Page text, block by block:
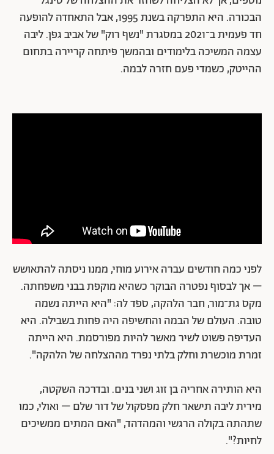
הבכורה. היא התפרקה בשנת 1995, אבל התאחדה להופעה
חד פעמית ב־2021 במסגרת "נשף רוק" של אביב גפן. ליבה
עצמה המשיכה בלימודים ובהמשך פיתחה קריירה בתחום
ההייטק, כשמדי פעם חזרה לבמה.
לפני כמה חודשים עברה אירוע מוחי, ממנו ניסתה להתאושש
– אך לבסוף נפטרה הבוקר כשהיא מוקפת בבני משפחתה.
מקס גת־מור, חבר הלהקה, ספד לה: "היא הייתה נשמה
טובה. העולם של הבמה והחשיפה היה פחות בשבילה. היא
העדיפה פשוט לשיר מאשר להיות מפורסמת. היא הייתה
זמרת מוכשרת וחלק בלתי נפרד מההצלחה של הלהקה".
היא הותירה אחריה בן זוג ושני בנים. ובדרכה השקטה,
מירית ליבה תישאר חלק מפסקול של דור שלם – ואולי, כמו
שתהתה בקולה הרגשי והמהדהד, "האם המתים ממשיכים
לחיות?".